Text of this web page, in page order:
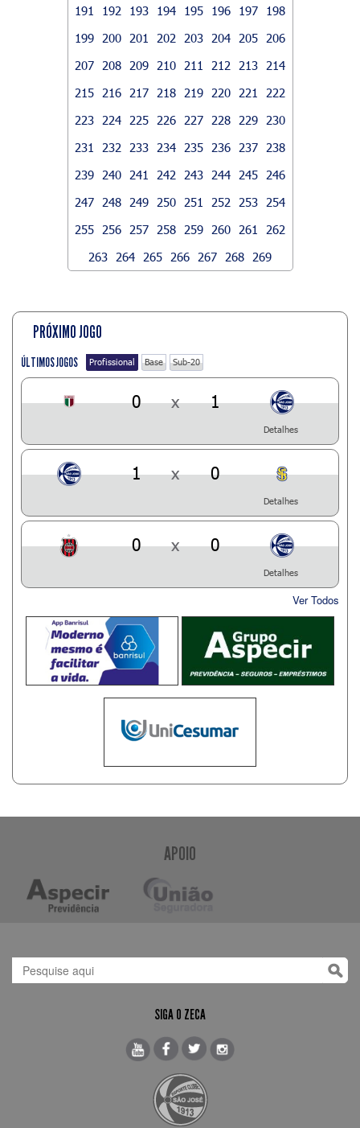
191
192 193 194 195 196 197
198
199
200 201 202 203 204 205
206
207
208 209 210 211 212 213
214
215
216 217 218 219 220 221
222
223
224 225 226 227 228 229
230
231
232 233 234 235 236 237
238
239
240 241 242 243 244 245
246
247
248 249 250 251 252 253
254
255
256 257 258 259 260 261
262
263
264 265 266 267 268 269
PRÓXIMO JOGO
ÚLTIMOS JOGOS Profissional Base Sub-20
0 x 1
Detalhes
1 x 0
Detalhes
0 x 0
Detalhes
Ver Todos
APOIO
SIGA O ZECA